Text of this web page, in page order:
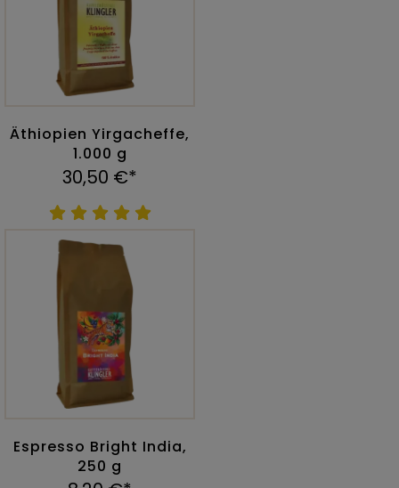
Äthiopien Yirgacheffe,
1.000 g
30,50 €*
Espresso Bright India,
250 g